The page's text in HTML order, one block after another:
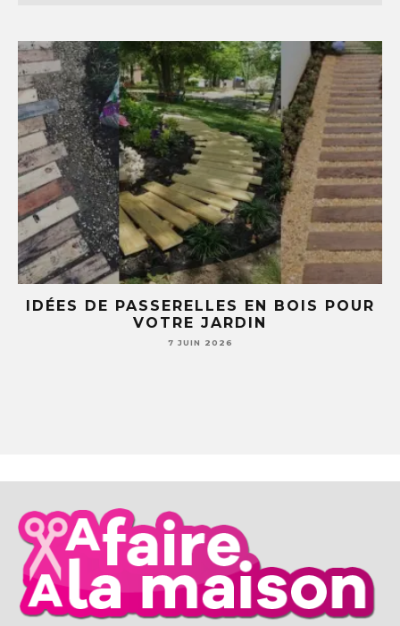
5 IDÉES DIY AVEC DES TASSES ET
SOUCOUPES (TU NE REGARDERAS PLUS
JAMAIS TA VAISSELLE PAREIL )